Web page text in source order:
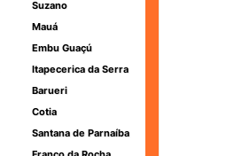
Suzano
Mauá
Embu Guaçú
Itapecerica da Serra
Barueri
Cotia
Santana de Parnaíba